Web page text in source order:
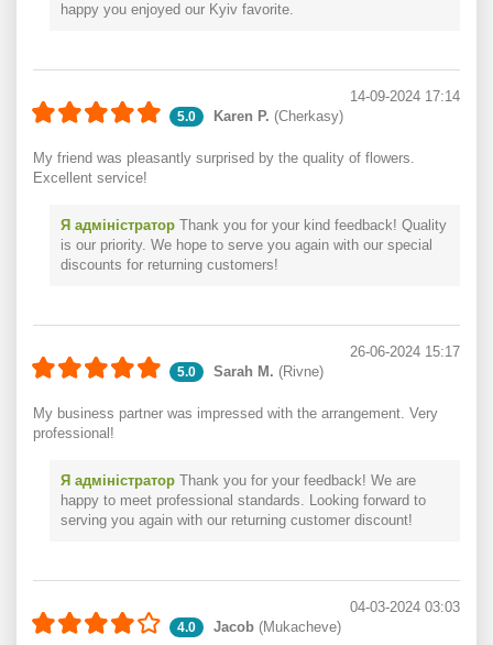
happy you enjoyed our Kyiv favorite.
5.0 Karen P. (Cherkasy)
14-09-2024 17:14
My friend was pleasantly surprised by the quality of flowers.
Excellent service!
Я адміністратор Thank you for your kind feedback! Quality
is our priority. We hope to serve you again with our special
discounts for returning customers!
5.0 Sarah M. (Rivne)
26-06-2024 15:17
My business partner was impressed with the arrangement. Very
professional!
Я адміністратор Thank you for your feedback! We are
happy to meet professional standards. Looking forward to
serving you again with our returning customer discount!
4.0 Jacob (Mukacheve)
04-03-2024 03:03